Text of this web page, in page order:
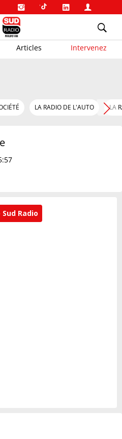
Articles Intervenez
LA RADIO DE L'AUTO LA
Sud Radio